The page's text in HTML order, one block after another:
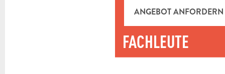
ANGEBOT ANFORDERN
FACHLEUTE